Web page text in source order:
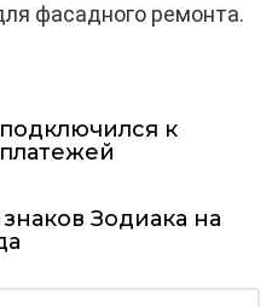
фасадного ремонта.
к
Зодиака на